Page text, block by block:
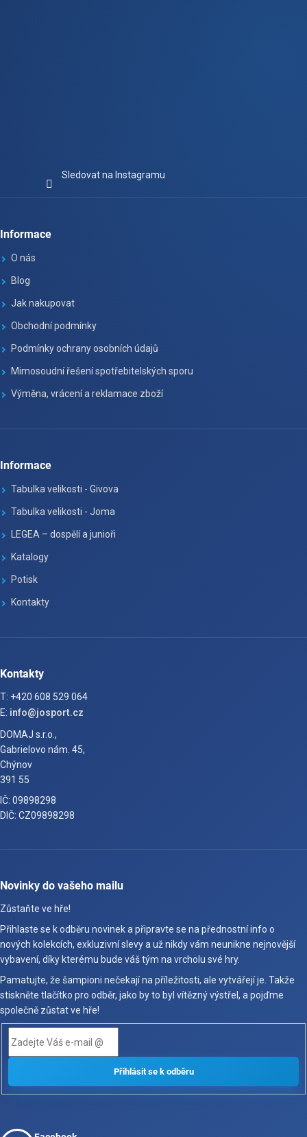
Sledovat na Instagramu
Informace
O nás
Blog
Jak nakupovat
Obchodní podmínky
Podmínky ochrany osobních údajů
Mimosoudní řešení spotřebitelských sporu
Výměna, vrácení a reklamace zboží
Informace
Tabulka velikosti - Givova
Tabulka velikosti - Joma
LEGEA – dospělí a junioři
Katalogy
Potisk
Kontakty
Kontakty
T: +420 608 529 064
E: info@josport.cz
DOMAJ s.r.o.,
Gabrielovo nám. 45,
Chýnov
391 55
IČ: 09898298
DIČ: CZ09898298
Novinky do vašeho mailu
Zůstaňte ve hře!
Přihlaste se k odběru novinek a připravte se na přednostní info o
nových kolekcích, exkluzivní slevy a už nikdy vám neunikne nejnovější
vybavení, díky kterému bude váš tým na vrcholu své hry.
Pamatujte, že šampioni nečekají na příležitosti, ale vytvářejí je. Takže
stiskněte tlačítko pro odběr, jako by to byl vítězný výstřel, a pojďme
společně zůstat ve hře!